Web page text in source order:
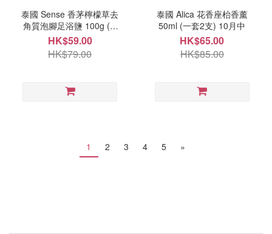
泰國 Sense 香茅檸檬草去
角質泡腳足浴鹽 100g ( 1
套3包）9月尾
HK$59.00
HK$79.00
泰國 Alica 花香座枱香薰
50ml (一套2支) 10月中
HK$65.00
HK$85.00
1 2 3 4 5 »